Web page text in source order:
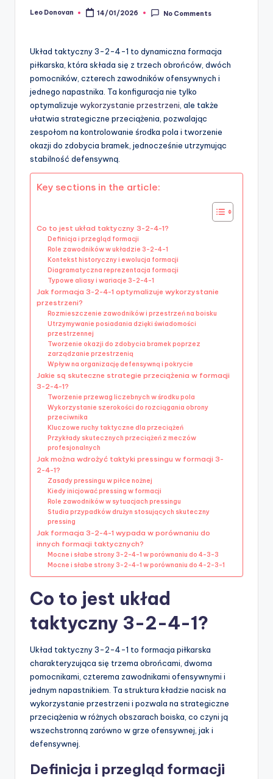
Posted
Leo Donovan 14/01/2026 No Comments
Układ taktyczny 3-2-4-1 to dynamiczna formacja
piłkarska, która składa się z trzech obrońców, dwóch
pomocników, czterech zawodników ofensywnych i
jednego napastnika. Ta konfiguracja nie tylko
optymalizuje wykorzystanie przestrzeni , ale także
ułatwia strategiczne przeciążenia, pozwalając
zespołom na kontrolowanie środka pola i tworzenie
okazji do zdobycia bramek, jednocześnie utrzymując
stabilność defensywną.
Key sections in the article:
Co to jest układ taktyczny 3-2-4-1?
Definicja i przegląd formacji
Role zawodników w układzie 3-2-4-1
Kontekst historyczny i ewolucja formacji
Diagramatyczna reprezentacja formacji
Typowe aliasy i wariacje 3-2-4-1
Jak formacja 3-2-4-1 optymalizuje wykorzystanie
przestrzeni?
Rozmieszczenie zawodników i przestrzeń na boisku
Utrzymywanie posiadania dzięki świadomości
przestrzennej
Tworzenie okazji do zdobycia bramek poprzez
zarządzanie przestrzenią
Wpływ na organizację defensywną i pokrycie
Jakie są skuteczne strategie przeciążenia w formacji
3-2-4-1?
Tworzenie przewag liczebnych w środku pola
Wykorzystanie szerokości do rozciągania obrony
przeciwnika
Kluczowe ruchy taktyczne dla przeciążeń
Przykłady skutecznych przeciążeń z meczów
profesjonalnych
Jak można wdrożyć taktyki pressingu w formacji 3-
2-4-1?
Zasady pressingu w piłce nożnej
Kiedy inicjować pressing w formacji
Role zawodników w sytuacjach pressingu
Studia przypadków drużyn stosujących skuteczny
pressing
Jak formacja 3-2-4-1 wypada w porównaniu do
innych formacji taktycznych?
Mocne i słabe strony 3-2-4-1 w porównaniu do 4-3-3
Mocne i słabe strony 3-2-4-1 w porównaniu do 4-2-3-1
Co to jest układ
taktyczny 3-2-4-1?
Układ taktyczny 3-2-4-1 to formacja piłkarska
charakteryzująca się trzema obrońcami, dwoma
pomocnikami, czterema zawodnikami ofensywnymi i
jednym napastnikiem. Ta struktura kładzie nacisk na
wykorzystanie przestrzeni i pozwala na strategiczne
przeciążenia w różnych obszarach boiska, co czyni ją
wszechstronną zarówno w grze ofensywnej, jak i
defensywnej.
Definicja i przegląd formacji